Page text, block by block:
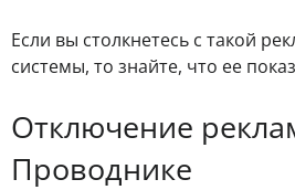
Если вы столкнетесь с такой
системы, то знайте, что ее
Отключение
Проводнике